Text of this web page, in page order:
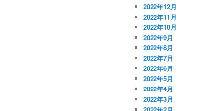
2022年12月
2022年11月
2022年10月
2022年9月
2022年8月
2022年7月
2022年6月
2022年5月
2022年4月
2022年3月